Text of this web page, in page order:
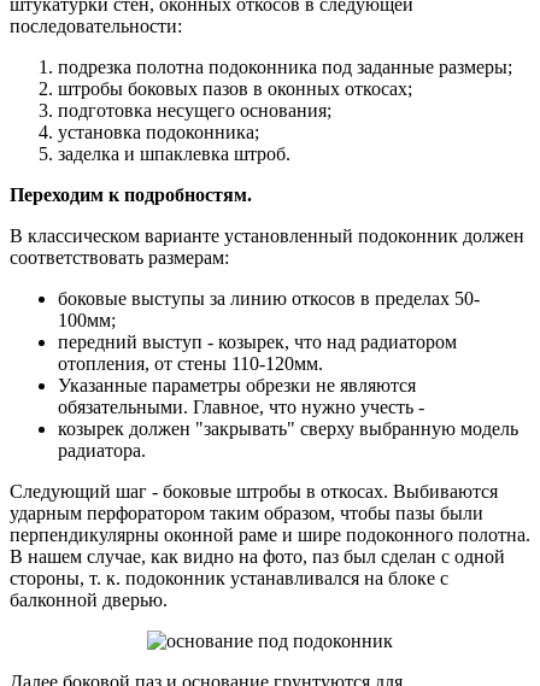
последовательности:
подрезка полотна подоконника под заданные размеры;
штробы боковых пазов в оконных откосах;
подготовка несущего основания;
установка подоконника;
заделка и шпаклевка штроб.
Переходим к подробностям.
В классическом варианте установленный подоконник должен
соответствовать размерам:
боковые выступы за линию откосов в пределах 50-
100мм;
передний выступ - козырек, что над радиатором
отопления, от стены 110-120мм.
Указанные параметры обрезки не являются
обязательными. Главное, что нужно учесть -
козырек должен "закрывать" сверху выбранную модель
радиатора.
Следующий шаг - боковые штробы в откосах. Выбиваются
ударным перфоратором таким образом, чтобы пазы были
перпендикулярны оконной раме и шире подоконного полотна.
В нашем случае, как видно на фото, паз был сделан с одной
стороны, т. к. подоконник устанавливался на блоке с
балконной дверью.
Далее боковой паз и основание грунтуются для